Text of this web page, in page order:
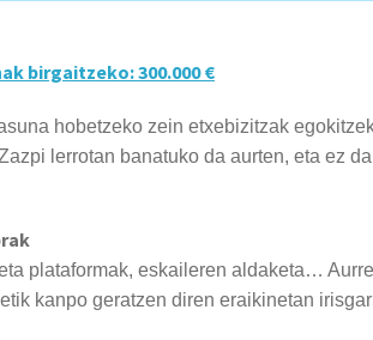
birgaitzeko:300.000 €
hobetzeko zein etxebizitzak
lerrotan banatuko da aurten, eta ez
plataformak, eskaileren aldaketa…
kanpo geratzen diren eraikinetan